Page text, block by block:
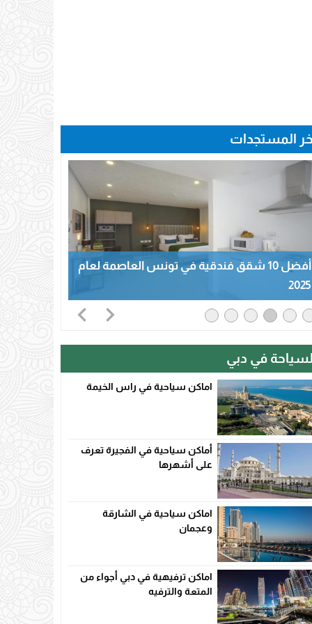
المستجدات
أفضل 10 شقق فندقية في تونس العاصمة لعام
2025
في دبي
اماكن سياحية في راس الخيمة
أماكن سياحية في الفجيرة تعرف
على أشهرها
اماكن سياحية في الشارقة
وعجمان
اماكن ترفيهية في دبي أجواء من
المتعة والترفيه